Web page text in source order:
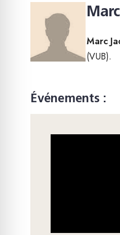
Marc
(VUB).
Événements :